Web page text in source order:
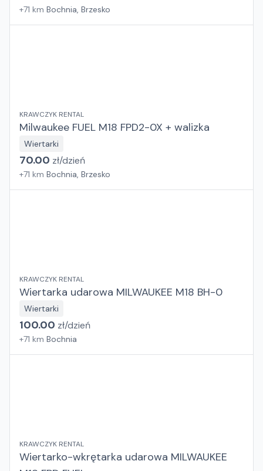
+71 km Bochnia, Brzesko
KRAWCZYK RENTAL
Milwaukee FUEL M18 FPD2-0X + walizka
Wiertarki
70.00 zł/dzień
+71 km Bochnia, Brzesko
KRAWCZYK RENTAL
Wiertarka udarowa MILWAUKEE M18 BH-0
Wiertarki
100.00 zł/dzień
+71 km Bochnia
KRAWCZYK RENTAL
Wiertarko-wkrętarka udarowa MILWAUKEE